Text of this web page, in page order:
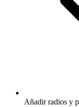
Añadir radios y